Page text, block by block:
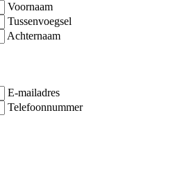
Voornaam
Tussenvoegsel
Achternaam
E-mailadres
Telefoonnummer